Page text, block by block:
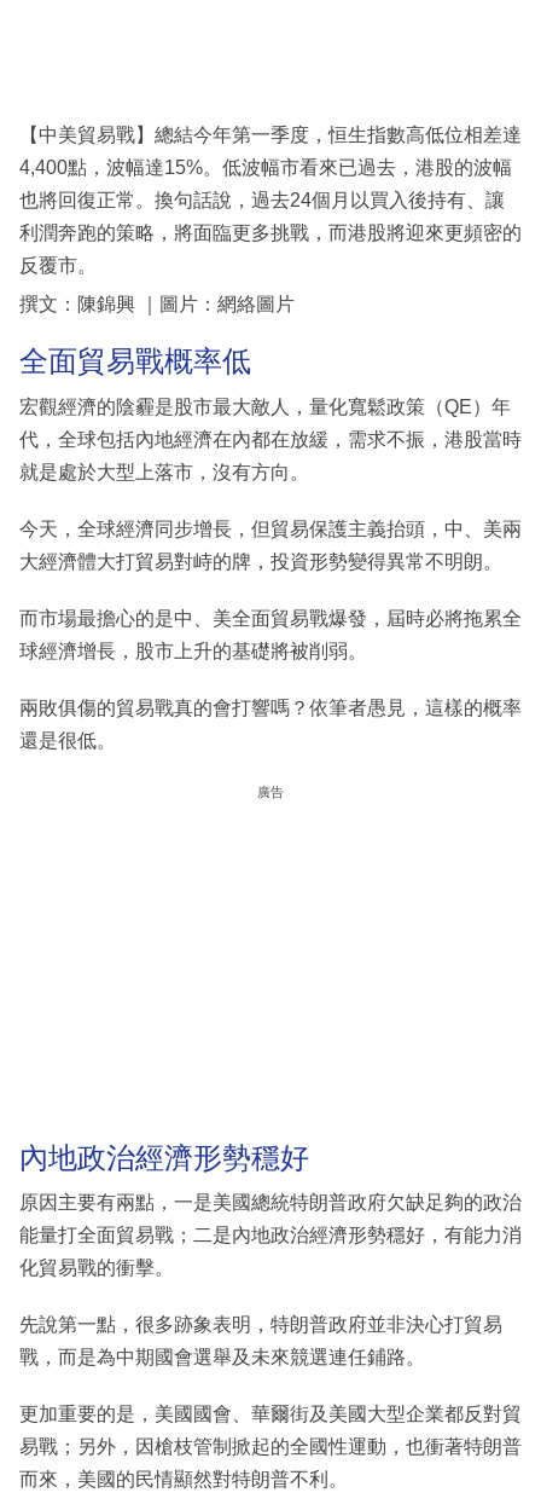
區
【中美貿易戰】總結今年第一季度，恒生指數高低位相差達
4,400點，波幅達15%。低波幅市看來已過去，港股的波幅
也將回復正常。換句話說，過去24個月以買入後持有、讓
利潤奔跑的策略，將面臨更多挑戰，而港股將迎來更頻密的
反覆市。
撰文：陳錦興 ｜圖片：網絡圖片
全面貿易戰概率低
宏觀經濟的陰霾是股市最大敵人，量化寬鬆政策（QE）年
代，全球包括內地經濟在內都在放緩，需求不振，港股當時
就是處於大型上落市，沒有方向。
今天，全球經濟同步增長，但貿易保護主義抬頭，中、美兩
大經濟體大打貿易對峙的牌，投資形勢變得異常不明朗。
而市場最擔心的是中、美全面貿易戰爆發，屆時必將拖累全
球經濟增長，股市上升的基礎將被削弱。
兩敗俱傷的貿易戰真的會打響嗎？依筆者愚見，這樣的概率
還是很低。
廣告
內地政治經濟形勢穩好
原因主要有兩點，一是美國總統特朗普政府欠缺足夠的政治
能量打全面貿易戰；二是內地政治經濟形勢穩好，有能力消
化貿易戰的衝擊。
先說第一點，很多跡象表明，特朗普政府並非決心打貿易
戰，而是為中期國會選舉及未來競選連任鋪路。
更加重要的是，美國國會、華爾街及美國大型企業都反對貿
易戰；另外，因槍枝管制掀起的全國性運動，也衝著特朗普
而來，美國的民情顯然對特朗普不利。